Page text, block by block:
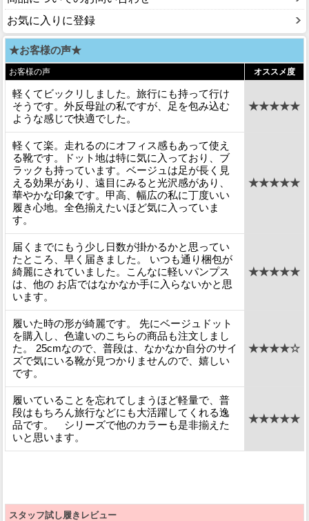
お気に入りに登録
★お客様の声★
お客様の声 オススメ度
軽くてビックリしました。旅行にも持って行け
そうです。外反母趾の私ですが、足を包み込む
ような感じで快適でした。
★★★★★
軽くて楽。走れるのにオフィス感もあって使え
る靴です。ドット地は特に気に入っており、ブ
ラックも持っています。ベージュは足が長く見
える効果があり、遠目にみると光沢感があり、
華やかな印象です。甲高、幅広の私に丁度いい
履き心地。全色揃えたいほど気に入っていま
す。
★★★★★
届くまでにもう少し日数が掛かるかと思ってい
たところ、早く届きました。 いつも通り梱包が
綺麗にされていました。こんなに軽いパンプス
は、他の お店ではなかなか手に入らないかと思
います。
★★★★★
履いた時の形が綺麗です。 先にベージュドット
を購入し、色違いのこちらの商品も注文しまし
た。 25cmなので、普段は、なかなか自分のサイ
ズで気にいる靴が見つかりませんので、嬉しい
です。
★★★★☆
履いていることを忘れてしまうほど軽量で、普
段はもちろん旅行などにも大活躍してくれる逸
品です。 シリーズで他のカラーも是非揃えた
いと思います。
★★★★★
スタッフ試し履きレビュー